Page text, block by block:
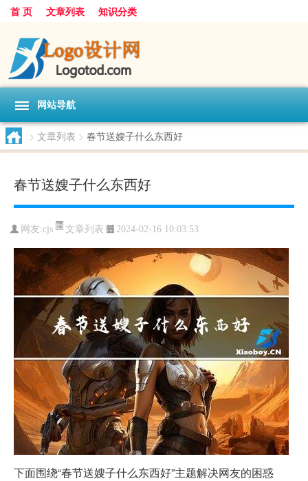
首 页 文章列表 知识分类
网站导航
> 文章列表 > 春节送嫂子什么东西好
春节送嫂子什么东西好
网友:cjs 文章列表 2024-02-16 10:03:53
下面围绕“春节送嫂子什么东西好”主题解决网友的困惑